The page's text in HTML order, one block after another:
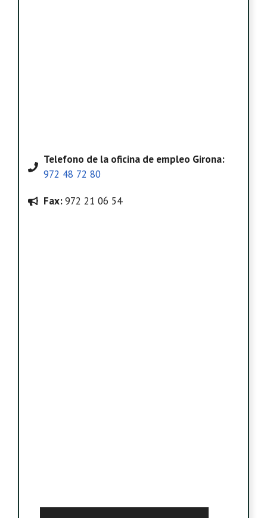
Telefono de la oficina de empleo Girona:
972 48 72 80
Fax:972 21 06 54